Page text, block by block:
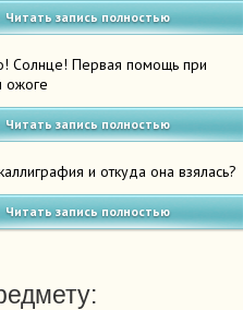
Читать запись полностью
Солнце! Первая помощь при
ожоге
Читать запись полностью
и откуда она взялась?
Читать запись полностью